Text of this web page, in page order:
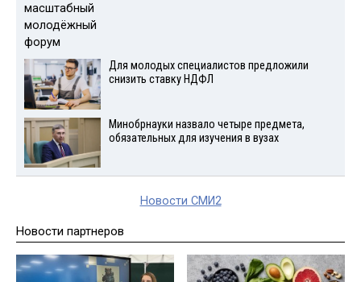
Для молодых специалистов предложили
снизить ставку НДФЛ
Минобрнауки назвало четыре предмета,
обязательных для изучения в вузах
Новости СМИ2
Новости партнеров